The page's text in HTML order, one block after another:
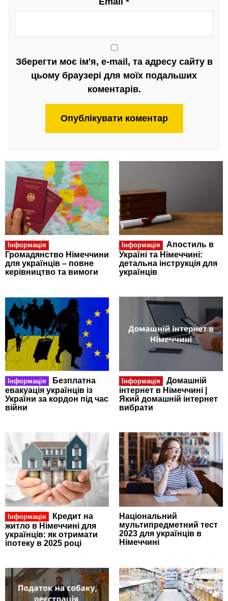
Зберегти моє ім'я, e-mail, та адресу сайту в
цьому браузері для моїх подальших
коментарів.
Інформація
Громадянство Німеччини
для українців – повне
керівництво та вимоги
Інформація
Апостиль в
Україні та Німеччині:
детальна інструкція для
українців
Інформація
Безплатна
евакуація українців із
України за кордон під час
війни
Інформація
Домашній
інтернет в Німеччині |
Який домашній інтернет
вибрати
Інформація
Кредит на
житло в Німеччині для
українців: як отримати
іпотеку в 2025 році
Національний
мультипредметний тест
2023 для українців в
Німеччині